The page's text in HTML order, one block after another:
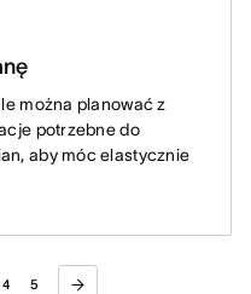
można planować z
potrzebne do
aby móc elastycznie
4 5